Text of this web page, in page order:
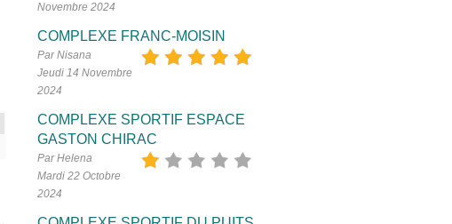
Novembre 2024
COMPLEXE FRANC-MOISIN
Par Nisana
Jeudi 14 Novembre
2024
COMPLEXE SPORTIF ESPACE
GASTON CHIRAC
Par Helena
Mardi 22 Octobre
2024